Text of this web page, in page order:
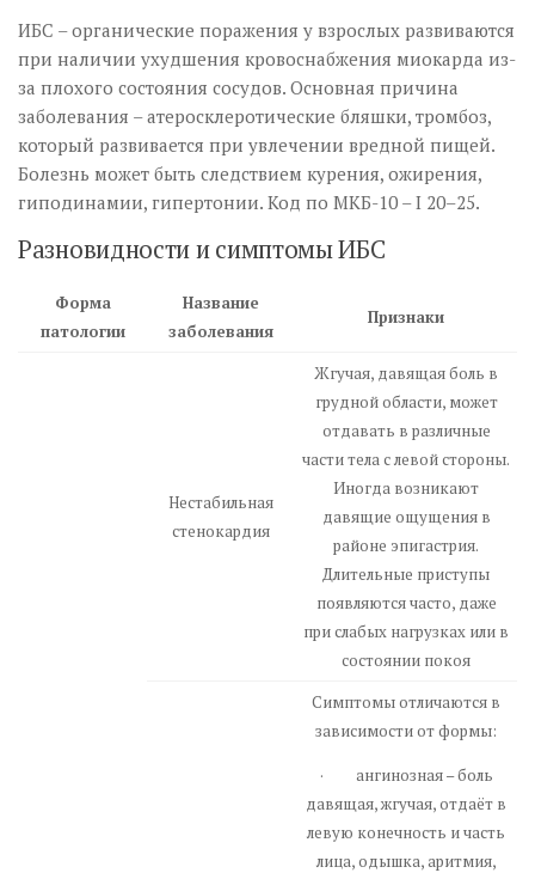
ИБС – органические поражения у взрослых развиваются
при наличии ухудшения кровоснабжения миокарда из-
за плохого состояния сосудов. Основная причина
заболевания – атеросклеротические бляшки, тромбоз,
который развивается при увлечении вредной пищей.
Болезнь может быть следствием курения, ожирения,
гиподинамии, гипертонии. Код по МКБ-10 – I 20–25.
Разновидности и симптомы ИБС
Форма
патологии
Название
заболевания
Признаки
Нестабильная
стенокардия
Жгучая, давящая боль в
грудной области, может
отдавать в различные
части тела с левой стороны.
Иногда возникают
давящие ощущения в
районе эпигастрия.
Длительные приступы
появляются часто, даже
при слабых нагрузках или в
состоянии покоя
Симптомы отличаются в
зависимости от формы:
· ангинозная – боль
давящая, жгучая, отдаёт в
левую конечность и часть
лица, одышка, аритмия,